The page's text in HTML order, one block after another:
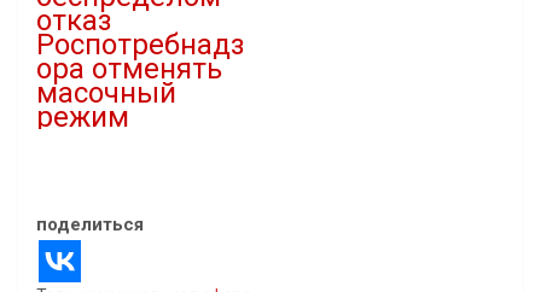
отказ
Роспотребнадз
ора отменять
масочный
режим
поделиться